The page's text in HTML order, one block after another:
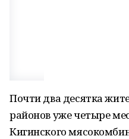
Почти два десятка
районов уже четыре
Кигинского